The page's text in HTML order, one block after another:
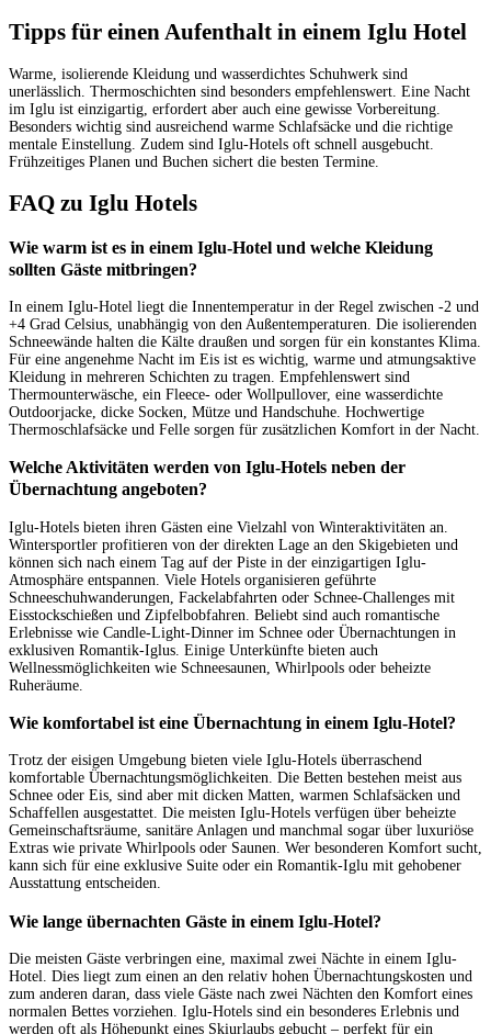
Tipps für einen Aufenthalt in einem Iglu Hotel
Warme, isolierende Kleidung und wasserdichtes Schuhwerk sind
unerlässlich. Thermoschichten sind besonders empfehlenswert. Eine Nacht
im Iglu ist einzigartig, erfordert aber auch eine gewisse Vorbereitung.
Besonders wichtig sind ausreichend warme Schlafsäcke und die richtige
mentale Einstellung. Zudem sind Iglu-Hotels oft schnell ausgebucht.
Frühzeitiges Planen und Buchen sichert die besten Termine.
FAQ zu Iglu Hotels
Wie warm ist es in einem Iglu-Hotel und welche Kleidung
sollten Gäste mitbringen?
In einem Iglu-Hotel liegt die Innentemperatur in der Regel zwischen -2 und
+4 Grad Celsius, unabhängig von den Außentemperaturen. Die isolierenden
Schneewände halten die Kälte draußen und sorgen für ein konstantes Klima.
Für eine angenehme Nacht im Eis ist es wichtig, warme und atmungsaktive
Kleidung in mehreren Schichten zu tragen. Empfehlenswert sind
Thermounterwäsche, ein Fleece- oder Wollpullover, eine wasserdichte
Outdoorjacke, dicke Socken, Mütze und Handschuhe. Hochwertige
Thermoschlafsäcke und Felle sorgen für zusätzlichen Komfort in der Nacht.
Welche Aktivitäten werden von Iglu-Hotels neben der
Übernachtung angeboten?
Iglu-Hotels bieten ihren Gästen eine Vielzahl von Winteraktivitäten an.
Wintersportler profitieren von der direkten Lage an den Skigebieten und
können sich nach einem Tag auf der Piste in der einzigartigen Iglu-
Atmosphäre entspannen. Viele Hotels organisieren geführte
Schneeschuhwanderungen, Fackelabfahrten oder Schnee-Challenges mit
Eisstockschießen und Zipfelbobfahren. Beliebt sind auch romantische
Erlebnisse wie Candle-Light-Dinner im Schnee oder Übernachtungen in
exklusiven Romantik-Iglus. Einige Unterkünfte bieten auch
Wellnessmöglichkeiten wie Schneesaunen, Whirlpools oder beheizte
Ruheräume.
Wie komfortabel ist eine Übernachtung in einem Iglu-Hotel?
Trotz der eisigen Umgebung bieten viele Iglu-Hotels überraschend
komfortable Übernachtungsmöglichkeiten. Die Betten bestehen meist aus
Schnee oder Eis, sind aber mit dicken Matten, warmen Schlafsäcken und
Schaffellen ausgestattet. Die meisten Iglu-Hotels verfügen über beheizte
Gemeinschaftsräume, sanitäre Anlagen und manchmal sogar über luxuriöse
Extras wie private Whirlpools oder Saunen. Wer besonderen Komfort sucht,
kann sich für eine exklusive Suite oder ein Romantik-Iglu mit gehobener
Ausstattung entscheiden.
Wie lange übernachten Gäste in einem Iglu-Hotel?
Die meisten Gäste verbringen eine, maximal zwei Nächte in einem Iglu-
Hotel. Dies liegt zum einen an den relativ hohen Übernachtungskosten und
zum anderen daran, dass viele Gäste nach zwei Nächten den Komfort eines
normalen Bettes vorziehen. Iglu-Hotels sind ein besonderes Erlebnis und
werden oft als Höhepunkt eines Skiurlaubs gebucht – perfekt für ein